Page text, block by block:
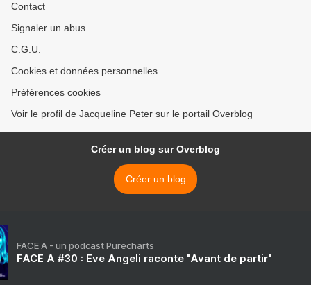
Contact
Signaler un abus
C.G.U.
Cookies et données personnelles
Préférences cookies
Voir le profil de Jacqueline Peter sur le portail Overblog
Créer un blog sur Overblog
Créer un blog
FACE A - un podcast Purecharts
FACE A #30 : Eve Angeli raconte "Avant de partir"